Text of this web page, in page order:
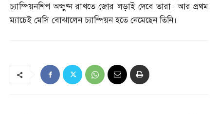
চ্যাম্পিয়নশিপ অক্ষুণ্ন রাখতে জোর লড়াই দেবে তারা। আর প্রথম
ম্যাচেই মেসি বোঝালেন চ্যাম্পিয়ন হতে নেমেছেন তিনি।